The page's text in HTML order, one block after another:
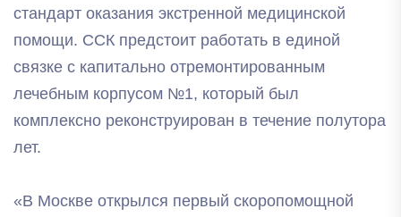
стандарт оказания экстренной медицинской
помощи. ССК предстоит работать в единой
связке с капитально отремонтированным
лечебным корпусом №1, который был
комплексно реконструирован в течение полутора
лет.
«В Москве открылся первый скоропомощной